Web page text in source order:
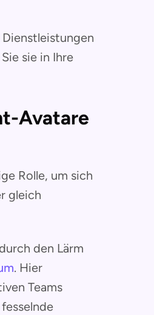
sie in Ihre
Avatare
Rolle, um sich
gleich
den Lärm
. Hier
Teams